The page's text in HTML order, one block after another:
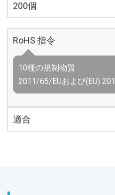
200個
RoHS 指令
10種の規制物質
2011/65/EUおよび(EU)
適合